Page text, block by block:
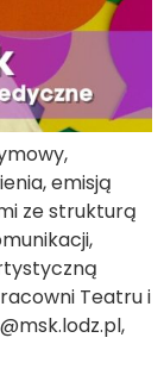
emisją
ze strukturą
Teatru i